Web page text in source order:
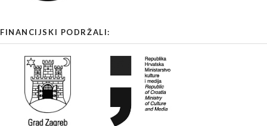
FINANCIJSKI PODRŽALI: